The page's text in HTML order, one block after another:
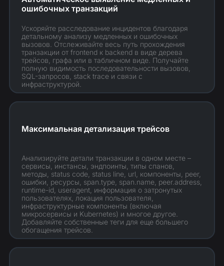
ошибочных транзакций
Ускоряйте расследование инцидентов благодаря
детальному анализу медленных и ошибочных
вызовов. Отслеживайте весь путь прохождения
транзакции от frontend к backend в виде дерева
трейсов, графа или в табличном виде. Получайте
полную видимость последовательности вызовов,
SQL-запросов, stack trace и связи с
инфраструктурой.
Максимальная детализация трейсов
Анализируйте детали транзакции в одном месте –
сервисы, инстансы, эндпоинты, типы спанов,
методы, status code, status line, url, компоненты, peer,
ошибки, ресурсы, span.type, span.name, peer.address,
runtime-id, useragent, информация о затронутых
пользователях, локация пользователя,
инфраструктурные компоненты (включая
микросервисы и Kubernetes) и многое другое.
Добавляйте собственные теги для еще большего
обогащения трейсов.